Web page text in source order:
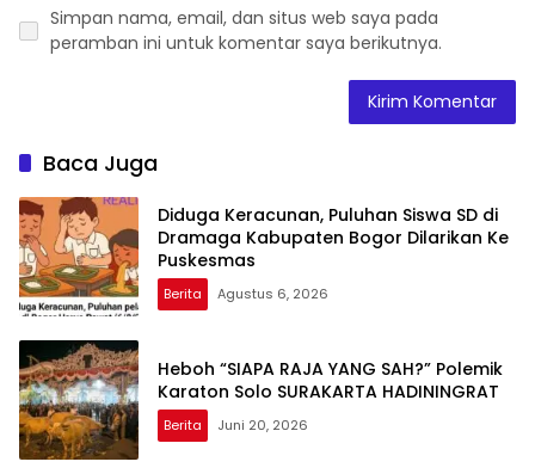
Simpan nama, email, dan situs web saya pada
peramban ini untuk komentar saya berikutnya.
Baca Juga
Diduga Keracunan, Puluhan Siswa SD di
Dramaga Kabupaten Bogor Dilarikan Ke
Puskesmas
Berita Agustus 6, 2026
Heboh “SIAPA RAJA YANG SAH?” Polemik
Karaton Solo SURAKARTA HADININGRAT
Berita Juni 20, 2026